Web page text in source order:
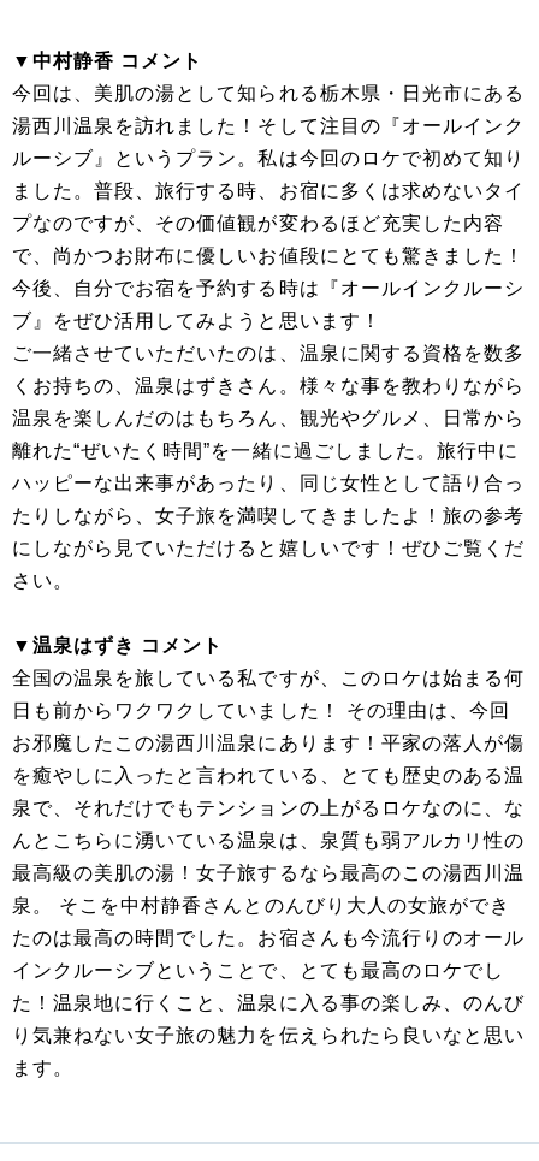
▼中村静香 コメント
今回は、美肌の湯として知られる栃木県・日光市にある
湯西川温泉を訪れました！そして注目の『オールインク
ルーシブ』というプラン。私は今回のロケで初めて知り
ました。普段、旅行する時、お宿に多くは求めないタイ
プなのですが、その価値観が変わるほど充実した内容
で、尚かつお財布に優しいお値段にとても驚きました！
今後、自分でお宿を予約する時は『オールインクルーシ
ブ』をぜひ活用してみようと思います！
ご一緒させていただいたのは、温泉に関する資格を数多
くお持ちの、温泉はずきさん。様々な事を教わりながら
温泉を楽しんだのはもちろん、観光やグルメ、日常から
離れた“ぜいたく時間”を一緒に過ごしました。旅行中に
ハッピーな出来事があったり、同じ女性として語り合っ
たりしながら、女子旅を満喫してきましたよ！旅の参考
にしながら見ていただけると嬉しいです！ぜひご覧くだ
さい。
▼温泉はずき コメント
全国の温泉を旅している私ですが、このロケは始まる何
日も前からワクワクしていました！ その理由は、今回
お邪魔したこの湯西川温泉にあります！平家の落人が傷
を癒やしに入ったと言われている、とても歴史のある温
泉で、それだけでもテンションの上がるロケなのに、な
んとこちらに湧いている温泉は、泉質も弱アルカリ性の
最高級の美肌の湯！女子旅するなら最高のこの湯西川温
泉。 そこを中村静香さんとのんびり大人の女旅ができ
たのは最高の時間でした。お宿さんも今流行りのオール
インクルーシブということで、とても最高のロケでし
た！温泉地に行くこと、温泉に入る事の楽しみ、のんび
り気兼ねない女子旅の魅力を伝えられたら良いなと思い
ます。